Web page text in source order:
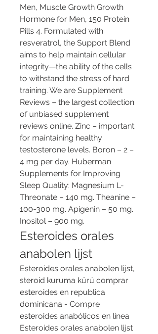
Men, Muscle Growth Growth
Hormone for Men, 150 Protein
Pills 4. Formulated with
resveratrol, the Support Blend
aims to help maintain cellular
integrity—the ability of the cells
to withstand the stress of hard
training. We are Supplement
Reviews – the largest collection
of unbiased supplement
reviews online. Zinc – important
for maintaining healthy
testosterone levels. Boron – 2 –
4 mg per day. Huberman
Supplements for Improving
Sleep Quality: Magnesium L-
Threonate – 140 mg. Theanine –
100-300 mg. Apigenin – 50 mg.
Inositol – 900 mg.
Esteroides orales
anabolen lijst
Esteroides orales anabolen lijst,
steroid kuruma kürü comprar
esteroides en republica
dominicana - Compre
esteroides anabólicos en línea
Esteroides orales anabolen lijst